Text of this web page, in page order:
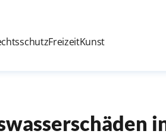
FreizeitKunst